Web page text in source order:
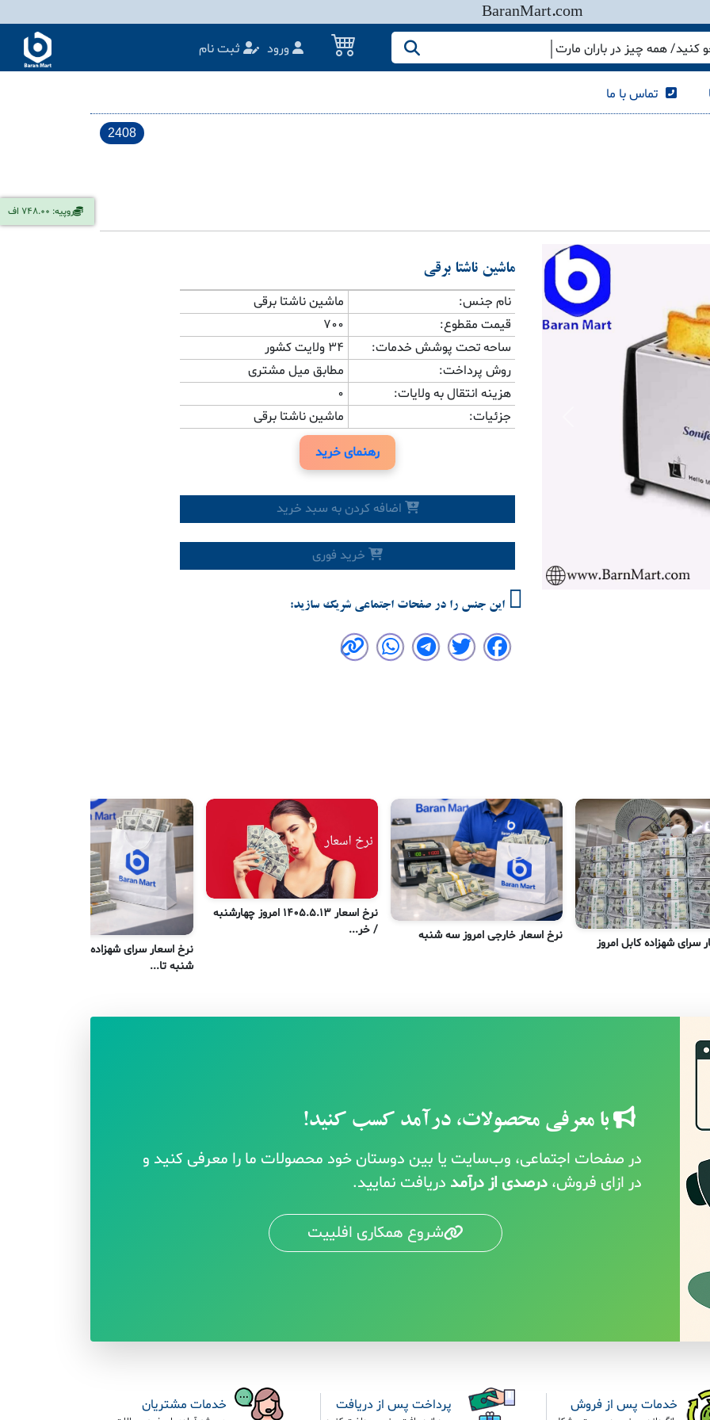
BaranMart.com
کنید/ همه چیز در باران مارت ورود ثبت نام
تماس با ما
روپیه: 748.00 اف
2408
ماشین ناشتا برقی
نام جنس:
ماشین ناشتا برقی
قیمت مقطوع:
700
ساحه تحت پوشش خدمات:
34 ولایت کشور
روش پرداخت:
مطابق میل مشتری
هزینه انتقال به ولایات:
0
جزئیات:
ماشین ناشتا برقی
رهنمای خرید
اضافه کردن به سبد خرید
خرید فوری
این جنس را در صفحات اجتماعی شریک سازید:
نرخ اسعار سرای شهزاده کابل امروز
شنبه تا...
نرخ اسعار 1405.5.13 امروز چهارشنبه
/ خر...
نرخ اسعار خارجی امروز سه شنبه
سرای شهزاده کابل امروز
با معرفی محصولات، درآمد کسب کنید!
در صفحات اجتماعی، وب‌سایت یا بین دوستان خود محصولات ما را معرفی کنید و
در ازای فروش، درصدی از درآمد دریافت نمایید.
شروع همکاری افلییت
خدمات پس از فروش پرداخت پس از دریافت خدمات مشتریان